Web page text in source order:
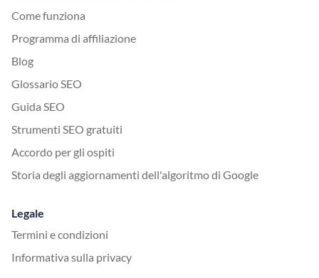
Come funziona
Programma di affiliazione
Blog
Glossario SEO
Guida SEO
Strumenti SEO gratuiti
Accordo per gli ospiti
Storia degli aggiornamenti dell'algoritmo di Google
Legale
Termini e condizioni
Informativa sulla privacy